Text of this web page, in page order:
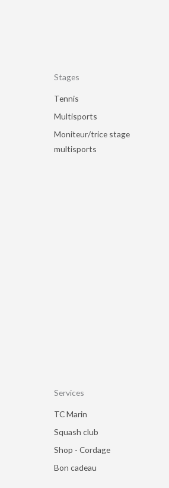
Stages
Tennis
Multisports
Moniteur/trice stage
multisports
Services
TC Marin
Squash club
Shop - Cordage
Bon cadeau